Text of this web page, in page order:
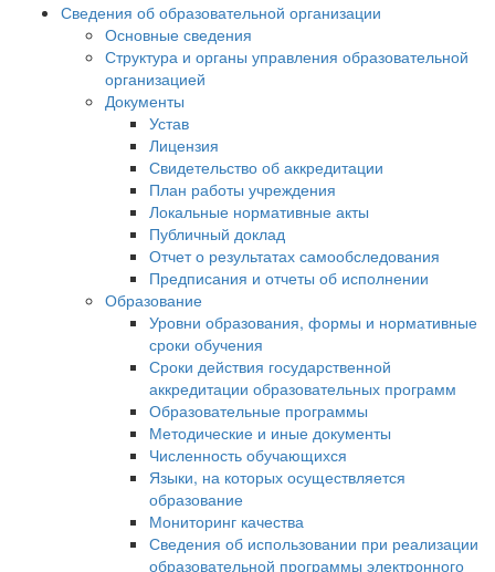
Сведения об образовательной организации
Основные сведения
Структура и органы управления образовательной
организацией
Документы
Устав
Лицензия
Свидетельство об аккредитации
План работы учреждения
Локальные нормативные акты
Публичный доклад
Отчет о результатах самообследования
Предписания и отчеты об исполнении
Образование
Уровни образования, формы и нормативные
сроки обучения
Сроки действия государственной
аккредитации образовательных программ
Образовательные программы
Методические и иные документы
Численность обучающихся
Языки, на которых осуществляется
образование
Мониторинг качества
Сведения об использовании при реализации
образовательной программы электронного